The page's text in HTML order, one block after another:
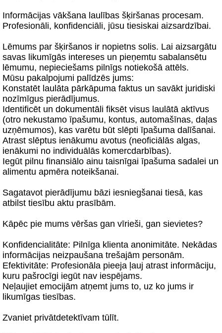
Informācijas vākšana laulības šķiršanas procesam.
Profesionāli, konfidenciāli, jūsu tiesiskai aizsardzībai.
Lēmums par šķiršanos ir nopietns solis. Lai aizsargātu
savas likumīgās intereses un pieņemtu sabalansētu
lēmumu, nepieciešams pilnīgs notiekošā attēls.
Mūsu pakalpojumi palīdzēs jums:
Konstatēt laulāta pārkāpuma faktus un savākt juridiski
nozīmīgus pierādījumus.
Identificēt un dokumentāli fiksēt visus laulātā aktīvus
(otro nekustamo īpašumu, kontus, automašīnas, daļas
uzņēmumos), kas varētu būt slēpti īpašuma dalīšanai.
Atrast slēptus ienākumu avotus (neoficiālās algas,
ienākumi no individuālās komercdarbības).
Iegūt pilnu finansiālo ainu taisnīgai īpašuma sadalei un
alimentu apmēra noteikšanai.
Sagatavot pierādījumu bāzi iesniegšanai tiesā, kas
atbilst tiesību aktu prasībām.
Kāpēc pie mums vēršas gan vīrieši, gan sievietes?
Konfidencialitāte: Pilnīga klienta anonimitāte. Nekādas
informācijas neizpaušana trešajām personām.
Efektivitāte: Profesionāla pieeja ļauj atrast informāciju,
kuru pašrocīgi iegūt nav iespējams.
Neļaujiet emocijām atņemt jums to, uz ko jums ir
likumīgas tiesības.
Zvaniet privātdetektīvam tūlīt.